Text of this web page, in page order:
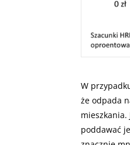
W
że odpada
poddawać